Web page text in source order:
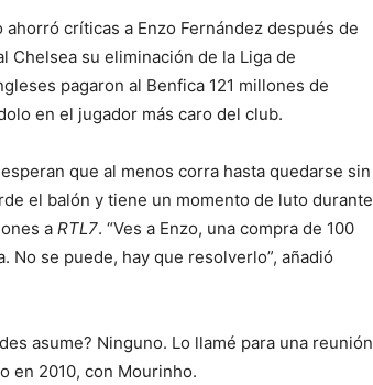
críticas a Enzo Fernández después de
Chelsea su eliminación de la Liga de
pagaron al Benfica 121 millones de
en el jugador más caro del club.
que al menos corra hasta quedarse sin
el balón y tiene un momento de luto durante
a RTL7. “Ves a Enzo, una compra de 100
No se puede, hay que resolverlo”, añadió
asume? Ninguno. Lo llamé para una reunión
en 2010, con Mourinho.